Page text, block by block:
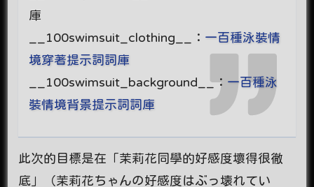
庫
__100swimsuit_clothing__： 一百種泳裝情
境穿著提示詞詞庫
__100swimsuit_background__： 一百種泳
裝情境背景提示詞詞庫
此次的目標是在「茉莉花同學的好感度壞得很徹
底」（茉莉花ちゃんの好感度はぶっ壊れてい